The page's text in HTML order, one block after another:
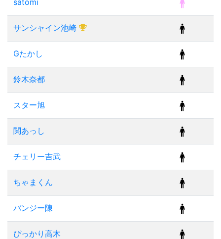
satomi
サンシャイン池崎
Gたかし
鈴木奈都
スター旭
関あっし
チェリー吉武
ちゃまくん
バンジー陳
ぴっかり高木